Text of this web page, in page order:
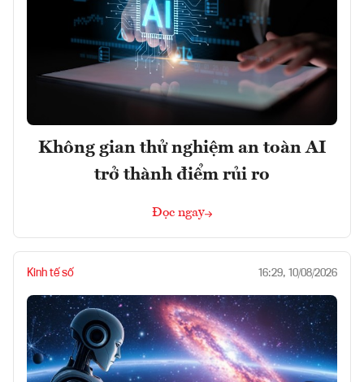
Không gian thử nghiệm an toàn AI
trở thành điểm rủi ro
Đọc ngay
Kinh tế số 16:29, 10/08/2026